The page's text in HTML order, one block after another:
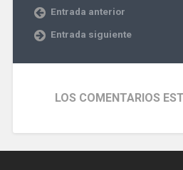
Entrada anterior
Entrada siguiente
LOS COMENTARIOS